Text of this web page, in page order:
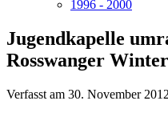
1996 - 2000
Jugendkapelle
Rosswanger
Verfasst am 30. November 2012